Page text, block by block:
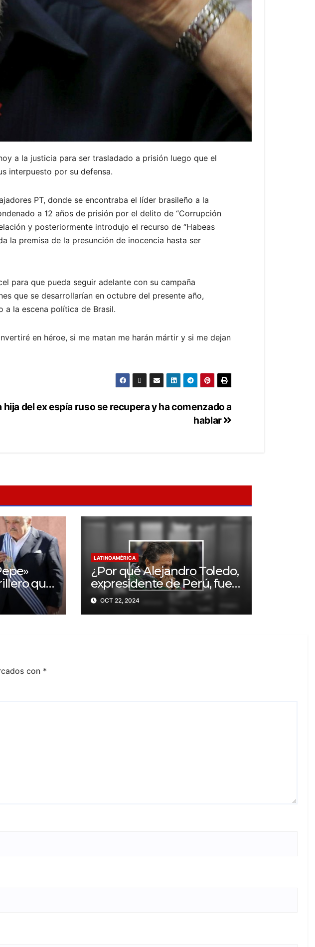
a la justicia para ser trasladado a prisión luego que el
interpuesto por su defensa.
PT, donde se encontraba el líder brasileño a la
a 12 años de prisión por el delito de “Corrupción
y posteriormente introdujo el recurso de “Habeas
la premisa de la presunción de inocencia hasta ser
para que pueda seguir adelante con su campaña
que se desarrollarían en octubre del presente año,
a la escena política de Brasil.
en héroe, si me matan me harán mártir y si me dejan
hija del ex espía ruso se recupera y ha comenzado a
hablar
que
LATINOAMÉRICA
¿Por qué Alejandro Toledo,
expresidente de Perú, fue
condenado a 20 años de
prisión?
OCT 22, 2024
con *